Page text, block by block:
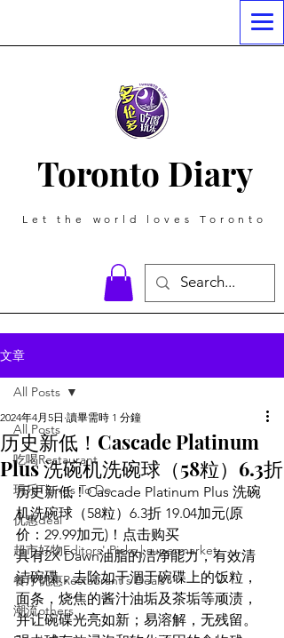
Toronto Diary
Let the world loves Toronto
文章
All Posts
吃喝Restaurant
玩乐Things To Do
优惠deal
超市好物Editors' Picks | supermarket
餐厅优惠Restaurant's Deals
潮流others
All Posts
历史新低！Cascade Platinum
Plus 洗碗机洗碗球（58粒）6.3折
2024年4月5日 讀畢需時 1 分鐘
历史新低！Cascade Platinum Plus 洗碗
机洗碗球（58粒）6.3折 19.04加元(原
价：29.99加元)！点击购买
具有2X Dawn油脂的洁净能力，有效清
洁碗碟，去除如干涸于碗碟上的饭粒，
面条，烧焦的酱汁油垢及茶垢等顽渍，
并让碗碟光亮如新；易溶解，无残留。